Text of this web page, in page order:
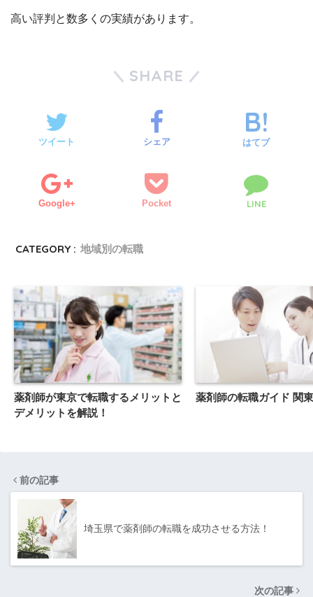
高い評判と数多くの実績があります。
SHARE
ツイート シェア はてブ
Google+ Pocket LINE
CATEGORY : 地域別の転職
薬剤師が東京で転職するメリットと
デメリットを解説！
薬剤師の転職ガイド 関
前の記事
埼玉県で薬剤師の転職を成功させる方法！
次の記事